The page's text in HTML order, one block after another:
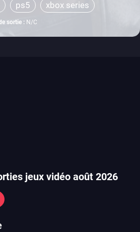
ps5 xbox series
sortie : N/C
jeux vidéo août 2026